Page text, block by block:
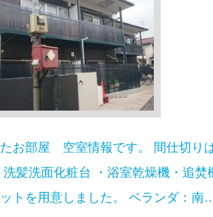
お部屋 空室情報です。 間仕切り
髪洗面化粧台 ・浴室乾燥機・追焚
トを用意しました。 ベランダ：南